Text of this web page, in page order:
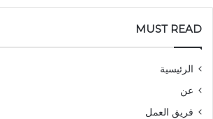
MUST READ
الرئيسية
عن
فريق العمل